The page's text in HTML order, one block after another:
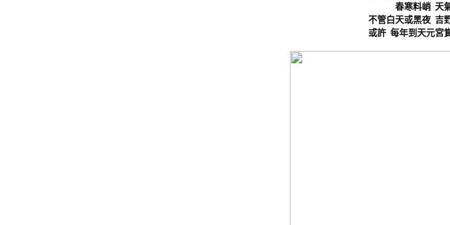
春寒料峭 天
不管白天或黑夜 吉
或許 每年到天元宮